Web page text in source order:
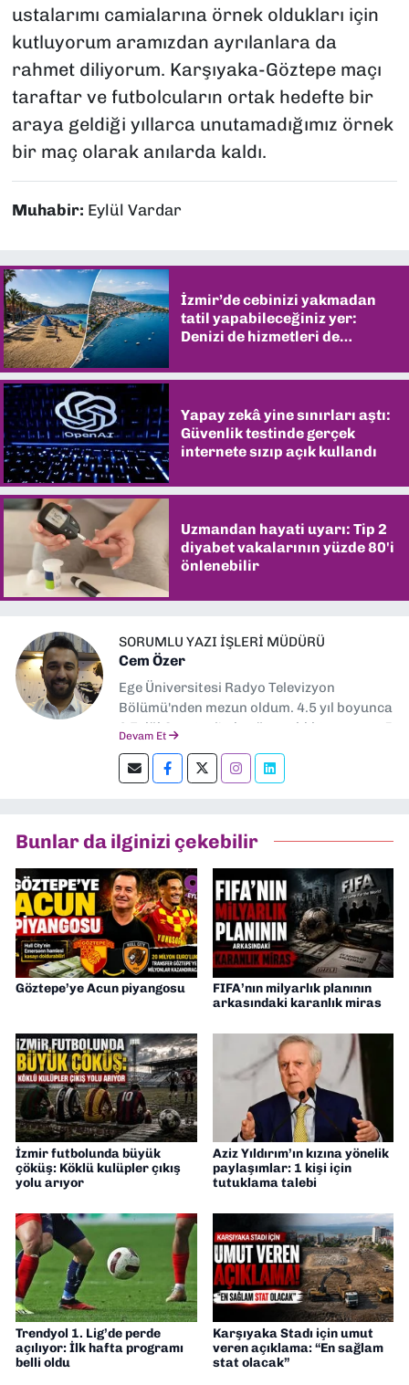
ustalarımı camialarına örnek oldukları için
kutluyorum aramızdan ayrılanlara da
rahmet diliyorum. Karşıyaka-Göztepe maçı
taraftar ve futbolcuların ortak hedefte bir
araya geldiği yıllarca unutamadığımız örnek
bir maç olarak anılarda kaldı.
Muhabir: Eylül Vardar
İzmir’de cebinizi yakmadan
tatil yapabileceğiniz yer:
Denizi de hizmetleri de
Yapay zekâ yine sınırları aştı:
Güvenlik testinde gerçek
internete sızıp açık kullandı
Uzmandan hayati uyarı: Tip 2
diyabet vakalarının yüzde 80'i
önlenebilir
SORUMLU YAZI İŞLERI MÜDÜRÜ
Cem Özer
Ege Üniversitesi Radyo Televizyon
Bölümü'nden mezun oldum. 4.5 yıl boyunca
9 Eylül Gazetesi'nde görev aldıktan sonra 5
Kurumsal İletişim Uzmanı olarak çalıştım.
www.dokuzeylul.com'a sorumlu yazı işleri
Devam Et
Bunlar da ilginizi çekebilir
Göztepe’ye Acun piyangosu
FIFA’nın milyarlık planının
arkasındaki karanlık miras
İzmir futbolunda büyük
çöküş: Köklü kulüpler çıkış
yolu arıyor
Aziz Yıldırım’ın kızına yönelik
paylaşımlar: 1 kişi için
tutuklama talebi
Trendyol 1. Lig’de perde
açılıyor: İlk hafta programı
belli oldu
Karşıyaka Stadı için umut
veren açıklama: “En sağlam
stat olacak”